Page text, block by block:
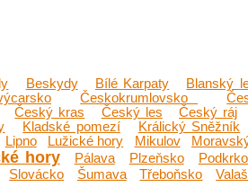
Beskydy Bílé Karpaty Blanský
Českokrumlovsko
Český kras Český les Český ráj
Kladské pomezí Králický Sněžník
Lipno Lužické hory Mikulov
hory Pálava Plzeňsko
Slovácko Šumava Třeboňsko